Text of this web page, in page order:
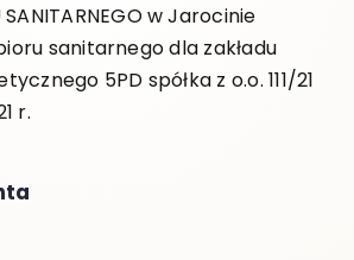
SANITARNEGO w Jarocinie
sanitarnego dla zakładu
5PD spółka z o.o. 111/21
r.